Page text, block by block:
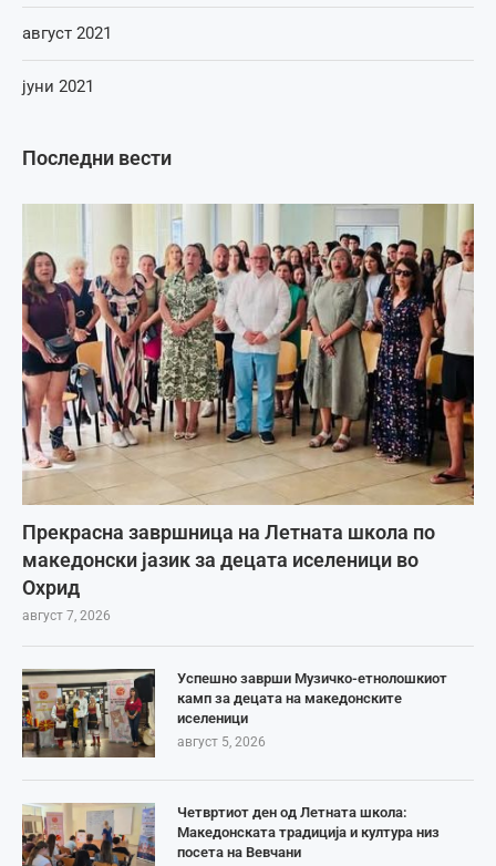
Последни вести
Прекрасна завршница на Летната школа по
македонски јазик за децата иселеници во
Охрид
август 7, 2026
Успешно заврши Музичко-етнолошкиот
камп за децата на македонските
иселеници
август 5, 2026
Четвртиот ден од Летната школа:
Македонската традиција и култура низ
посета на Вевчани
август 2021
јуни 2021